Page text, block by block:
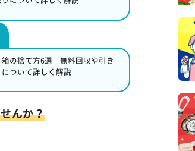
の捨て方6選｜無料回収や引き
ついて詳しく解説
んか？